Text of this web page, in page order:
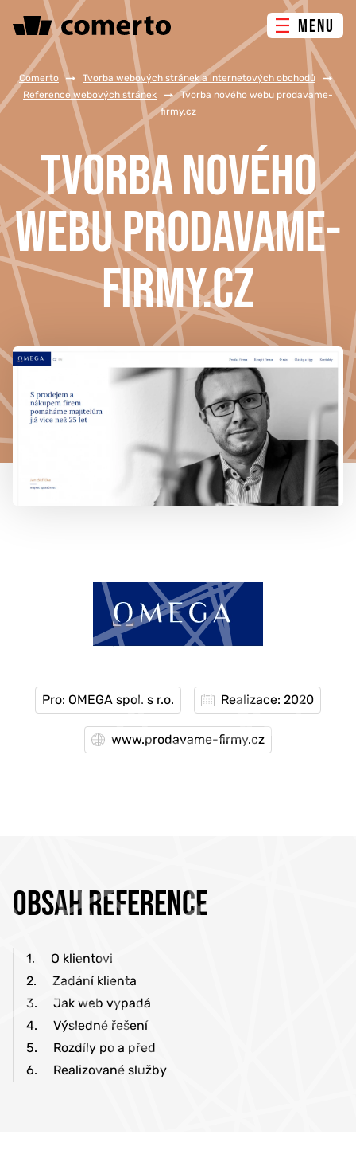
MENU
ONLINE MARKETING
TVORBA WEBU
PORADENSTVÍ & ŠKOLENÍ
REFERENCE
O NÁS
KONTAKTY
777 353 464
Comerto / Tvorba webových stránek a internetových obchodů
/
Reference webových stránek
/
Tvorba nového webu prodavame-
firmy.cz
TVORBA NOVÉHO
WEBU PRODAVAME-
FIRMY.CZ
Pro: OMEGA spol. s r.o. Realizace: 2020
www.prodavame-firmy.cz
OBSAH REFERENCE
1.
O klientovi
2.
Zadání klienta
3.
Jak web vypadá
4.
Výsledné řešení
5.
Rozdíly po a před
6.
Realizované služby